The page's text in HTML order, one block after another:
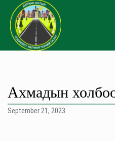
Ахмадын
September 21, 2023